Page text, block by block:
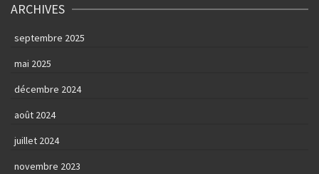
ARCHIVES
septembre 2025
mai 2025
décembre 2024
août 2024
juillet 2024
novembre 2023